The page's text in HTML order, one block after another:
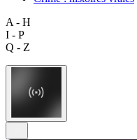
A - H
I - P
Q - Z